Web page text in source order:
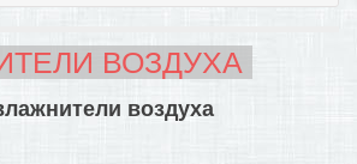
ВОЗДУХА
воздуха